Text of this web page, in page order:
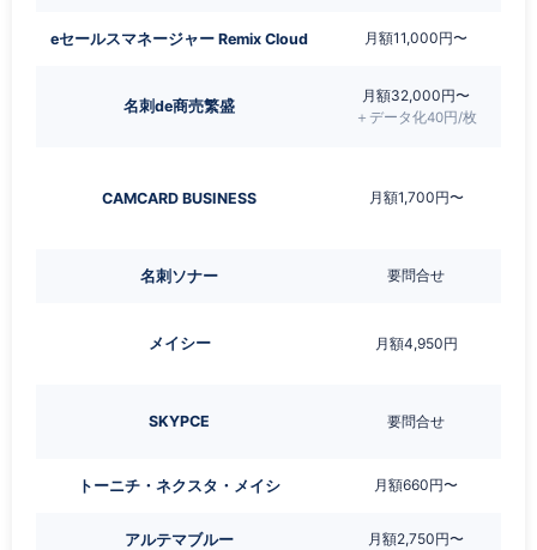
eセールスマネージャー Remix Cloud 月額11,000円〜
名刺de商売繁盛
月額32,000円〜
＋データ化40円/枚
CAMCARD BUSINESS 月額1,700円〜
名刺ソナー 要問合せ
メイシー 月額4,950円
SKYPCE 要問合せ
トーニチ・ネクスタ・メイシ 月額660円〜
アルテマブルー 月額2,750円〜